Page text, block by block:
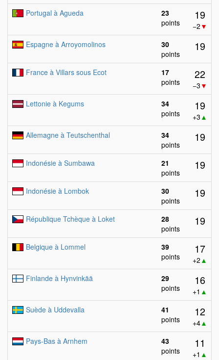
Portugal à Agueda
23
points
19
−2 ▼
Espagne à Arroyomolinos
30
points
19
France à Villars sous Ecot
17
points
22
−3 ▼
Lettonie à Kegums
34
points
19
+3 ▲
Allemagne à Teutschenthal
34
points
19
Indonésie à Sumbawa
21
points
19
Indonésie à Lombok
30
points
19
République Tchèque à Loket
28
points
19
Belgique à Lommel
39
points
17
+2 ▲
Finlande à Hynvinkää
29
points
16
+1 ▲
Suède à Uddevalla
41
points
12
+4▲
Pays-Bas à Arnhem
43
points
11
+1 ▲